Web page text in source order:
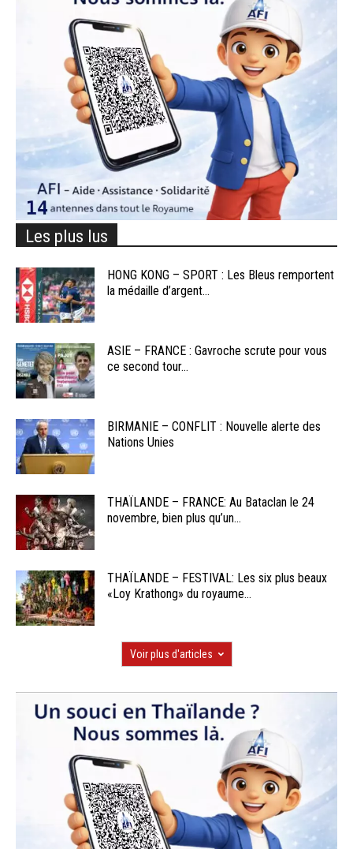
Les plus lus
HONG KONG – SPORT : Les Bleus remportent
la médaille d’argent...
ASIE – FRANCE : Gavroche scrute pour vous
ce second tour...
BIRMANIE – CONFLIT : Nouvelle alerte des
Nations Unies
THAÏLANDE – FRANCE: Au Bataclan le 24
novembre, bien plus qu’un...
THAÏLANDE – FESTIVAL: Les six plus beaux
«Loy Krathong» du royaume...
Voir plus d'articles